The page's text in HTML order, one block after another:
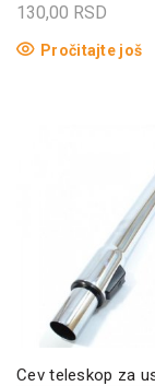
130,00 RSD
Pročitajte još
Cev teleskop za